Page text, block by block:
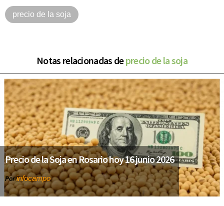
precio de la soja
Notas relacionadas deprecio de la soja
Precio de la Soja en Rosario hoy 16 junio 2026
Porinfocampo